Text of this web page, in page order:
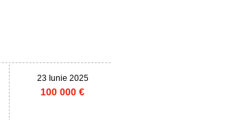
23 Iunie 2025
100 000 €